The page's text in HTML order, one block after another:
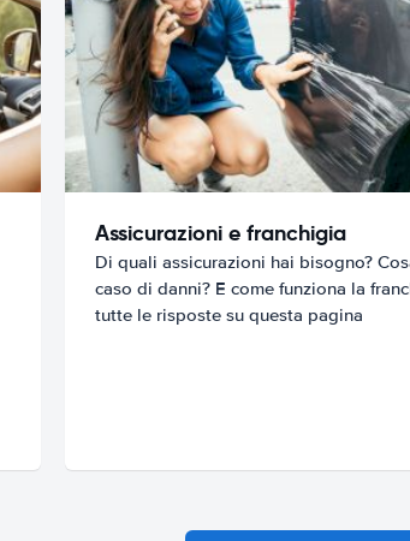
Assicurazioni e franchigia
Di quali assicurazioni hai bisogno?
caso di danni? E come funziona la
tutte le risposte su questa pagina